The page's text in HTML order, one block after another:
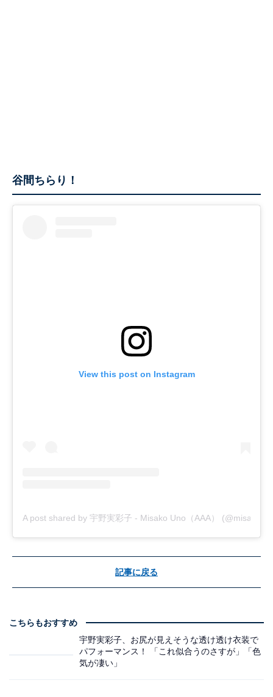
谷間ちらり！
View this post on Instagram
A post shared by 宇野実彩子 - Misako Uno（AAA）
記事に戻る
こちらもおすすめ
宇野実彩子、お尻が見えそうな透け透け衣装で
パフォーマンス！ 「これ似合うのさすが」「色
気が凄い」